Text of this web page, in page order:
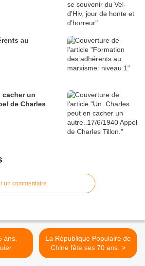
au
cacher un
de Charles
un commentaire
La République Populaire de
Chine fête ses 70 ans. >